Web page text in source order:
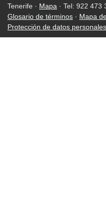
Tenerife · Mapa · Tel: 922 473
Glosario de términos · Mapa
Protección de datos personales